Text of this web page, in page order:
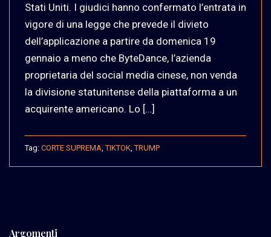
Stati Uniti. I giudici hanno confermato l’entrata in
vigore di una legge che prevede il divieto
dell’applicazione a partire da domenica 19
gennaio a meno che ByteDance, l’azienda
proprietaria del social media cinese, non venda
la divisione statunitense della piattaforma a un
acquirente americano. Lo […]
Tag: CORTE SUPREMA ,TIKTOK ,TRUMP
Argomenti